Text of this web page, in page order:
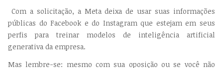
Com a solicitação, a Meta deixa de usar suas informações
públicas do Facebook e do Instagram que estejam em seus
perfis para treinar modelos de inteligência artificial
generativa da empresa.
Mas lembre-se: mesmo com sua oposição ou se você não